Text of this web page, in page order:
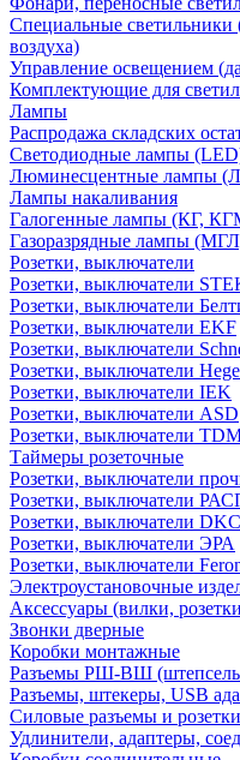
Специальные светильники
воздуха)
Управление освещением
Комплектующие для
Лампы
Распродажа складских
Светодиодные лампы
Люминесцентные лампы
Лампы накаливания
Галогенные лампы (КГ,
Газоразрядные лампы
Розетки, выключатели
Розетки, выключатели
Розетки, выключатели
Розетки, выключатели EKF
Розетки, выключатели
Розетки, выключатели
Розетки, выключатели IEK
Розетки, выключатели ASD
Розетки, выключатели
Таймеры розеточные
Розетки, выключатели
Розетки, выключатели
Розетки, выключатели DKC
Розетки, выключатели ЭРА
Розетки, выключатели
Электроустановочные
Аксессуары (вилки,
Звонки дверные
Коробки монтажные
Разъемы РШ-ВШ
Разъемы, штекеры, USB
Силовые разъемы и розетки
Удлинители, адаптеры,